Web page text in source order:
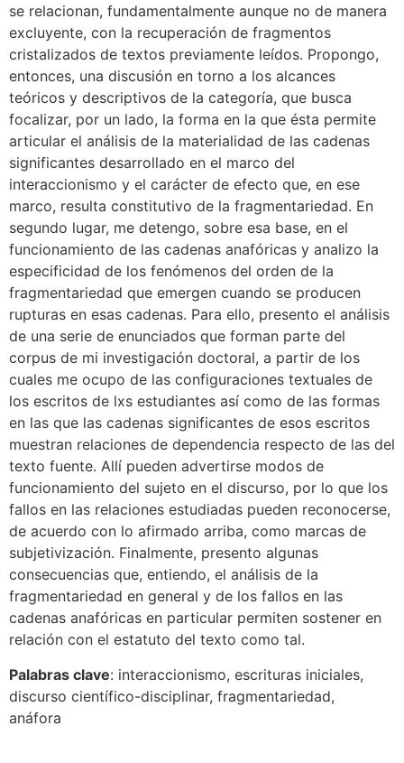
se relacionan, fundamentalmente aunque no de manera
excluyente, con la recuperación de fragmentos
cristalizados de textos previamente leídos. Propongo,
entonces, una discusión en torno a los alcances
teóricos y descriptivos de la categoría, que busca
focalizar, por un lado, la forma en la que ésta permite
articular el análisis de la materialidad de las cadenas
significantes desarrollado en el marco del
interaccionismo y el carácter de efecto que, en ese
marco, resulta constitutivo de la fragmentariedad. En
segundo lugar, me detengo, sobre esa base, en el
funcionamiento de las cadenas anafóricas y analizo la
especificidad de los fenómenos del orden de la
fragmentariedad que emergen cuando se producen
rupturas en esas cadenas. Para ello, presento el análisis
de una serie de enunciados que forman parte del
corpus de mi investigación doctoral, a partir de los
cuales me ocupo de las configuraciones textuales de
los escritos de lxs estudiantes así como de las formas
en las que las cadenas significantes de esos escritos
muestran relaciones de dependencia respecto de las del
texto fuente. Allí pueden advertirse modos de
funcionamiento del sujeto en el discurso, por lo que los
fallos en las relaciones estudiadas pueden reconocerse,
de acuerdo con lo afirmado arriba, como marcas de
subjetivización. Finalmente, presento algunas
consecuencias que, entiendo, el análisis de la
fragmentariedad en general y de los fallos en las
cadenas anafóricas en particular permiten sostener en
relación con el estatuto del texto como tal.
Palabras clave: interaccionismo, escrituras iniciales,
discurso científico-disciplinar, fragmentariedad,
anáfora